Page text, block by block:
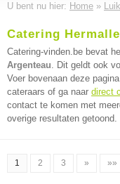
U bent nu hier: Home » Luik
Catering
Catering-vinden.be bevat
Argenteau. Dit geldt ook
Voer bovenaan deze
cateraars of ga naar direct
contact te komen met
overige resultaten getoond.
1 2 3 » »»